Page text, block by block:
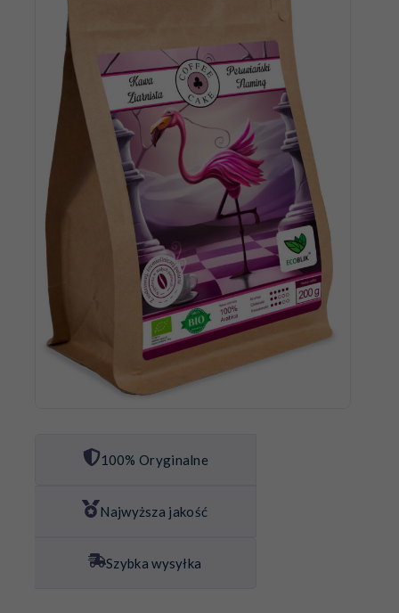
100% Oryginalne
Najwyższa jakość
Szybka wysyłka